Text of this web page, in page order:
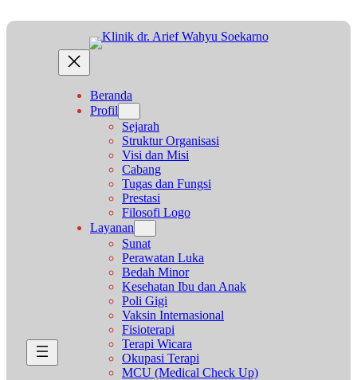
ke
Beranda
Profil
Sejarah
Struktur Organisasi
Visi dan Misi
Cabang
Tugas dan Fungsi
Prestasi
Filosofi Logo
Layanan
Sunat
Perawatan Luka
Bedah Minor
Kesehatan Ibu dan Anak
Poli Gigi
Vaksin Internasional
Fisioterapi
Terapi Wicara
Okupasi Terapi
MCU (Medical Check Up)